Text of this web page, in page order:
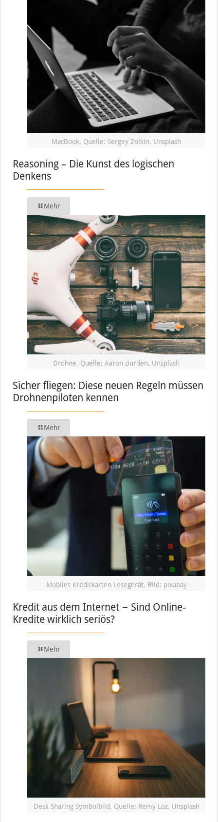
MacBook, Quelle: Sergey Zolkin, Unsplash
Reasoning – Die Kunst des logischen
Denkens
Mehr
Drohne, Quelle: Aaron Burden, Unsplash
Sicher fliegen: Diese neuen Regeln müssen
Drohnenpiloten kennen
Mehr
Mobiles Kreditkarten Lesegerät, Bild: pixabay
Kredit aus dem Internet − Sind Online-
Kredite wirklich seriös?
Mehr
Desk Sharing Symbolbild, Quelle: Remy Loz, Unsplash